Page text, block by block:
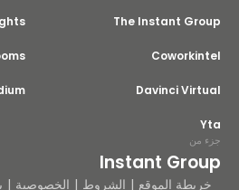
The Instant
Insights
Rooms
Davinci
Incendium
Instant
الموقع الشروط الخصوصية بيان